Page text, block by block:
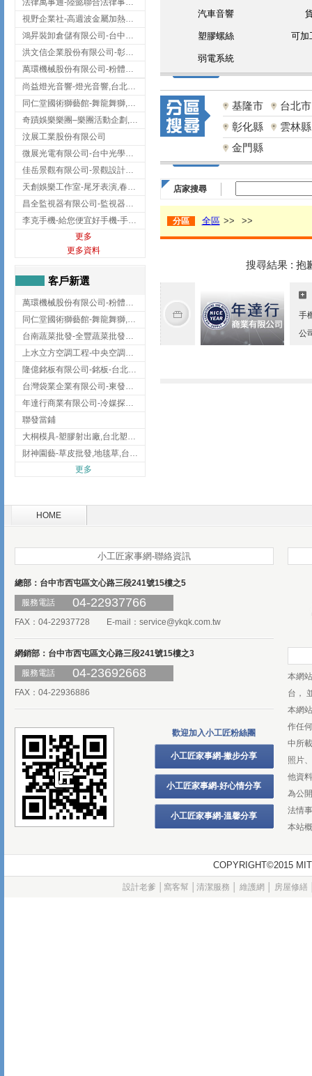
法律萬事通-陸懿聯合法律事務所
視野企業社-高週波金屬加熱設備,彰化高週波金屬加熱設備
鴻昇裝卸倉儲有限公司-台中貨櫃裝卸
洪文信企業股份有限公司-彰化鋅合金鑄造,彰化五金加工,彰化五金配件
萬環機械股份有限公司-粉體塗裝設備,輸送機,輸送機設備,台南輸送機
尚益燈光音響-燈光音響,台北燈光音響,台北燈光音響出租
同仁堂國術獅藝館-舞龍舞獅,台中舞龍舞獅
奇蹟娛樂樂團–樂團活動企劃,台中樂團表演,台中婚禮樂團
汶展工業股份有限公司
微展光電有限公司-台中光學鍍膜,optical filter taiwan,台灣光學鍍膜
佳岳景觀有限公司-景觀設計公司,台北景觀設計,台北景觀工程,中山區景觀設計
天創娛樂工作室-尾牙表演,春酒表演,板橋尾牙表演
昌全監視器有限公司-監視器安裝,高雄監視器安裝,鳳山區監視器安裝
李克手機-給您便宜好手機-手機收購,屏東手機收購
更多
更多資料
客戶新選
萬環機械股份有限公司-粉體塗裝設備,輸送機,輸送機設備,台南輸送機
同仁堂國術獅藝館-舞龍舞獅,台中舞龍舞獅
台南蔬菜批發-全豐蔬菜批發專送/台南蔬菜箱宅配到府
上水立方空調工程-中央空調規劃,台北中央空調規劃
隆億銘板有限公司-銘板-台北銘板-板橋銘板
台灣袋業企業有限公司-東發企業社/台中太空袋/太空包
年達行商業有限公司-冷媒探漏儀,壓力錶組,真空泵浦,台北冷凍空調材料
聯發當鋪
大桐模具-塑膠射出廠,台北塑膠射出廠
財神園藝-草皮批發,地毯草,台北草,彰化地毯草,彰化台北草
更多
汽車音響
塑膠螺絲 可加
弱電系統
基隆市
台北市
彰化縣
雲林縣
金門縣
店家搜尋
分區 全區 >> >>
搜尋結果 : 抱
手
公
HOME
小工匠家事網-聯絡資訊
總部：台中市西屯區文心路三段241號15樓之5
服務電話
04-22937766
FAX：04-22937728 E-mail： service@ykqk.com.tw
網銷部：台中市西屯區文心路三段241號15樓之3
服務電話
04-23692668
FAX：04-22936886
歡迎加入小工匠粉絲團
小工匠家事網-撇步分享
小工匠家事網-好心情分享
小工匠家事網-溫馨分享
本網
台，
本網
作任
中所
照片
他資
為公
法情
本站
COPYRIGHT©2015
設計老爹 窩客幫 清潔服務 維護網 房屋修繕